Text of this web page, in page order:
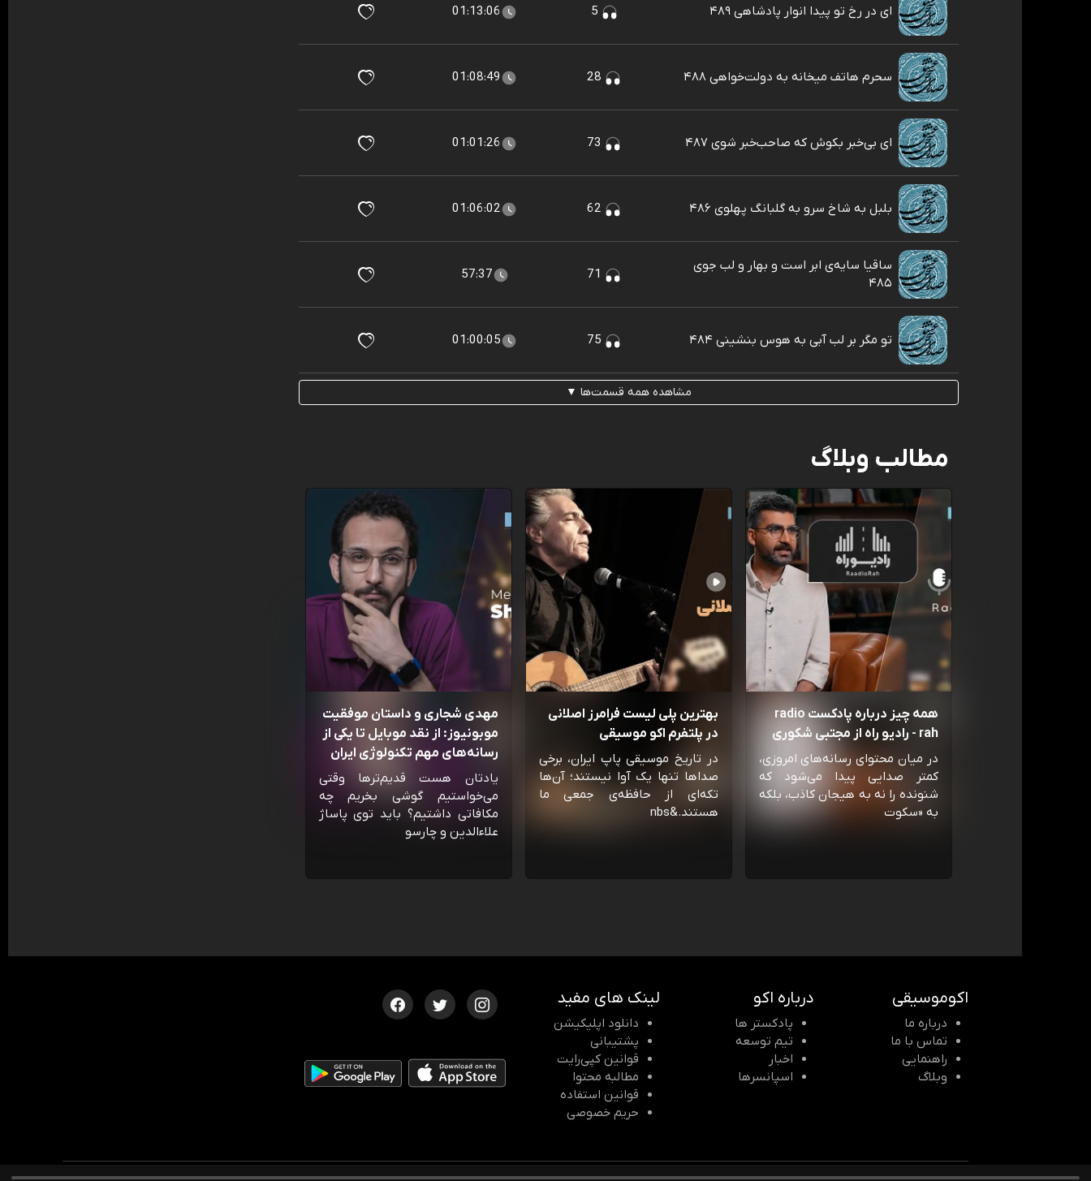
ای در رخ تو پیدا انوار پادشاهی ۴۸۹ 01:13:06
سحرم هاتف میخانه به دولت‌خواهی ۴۸۸ 01:08:49
ای بی‌خبر بکوش که صاحب‌خبر شوی ۴۸۷ 01:01:26
بلبل به شاخ سرو به گلبانگ پهلوی ۴۸۶ 01:06:02
ساقیا سایه‌ی ابر است و بهار و لب جوی
۴۸۵
57:37
تو مگر بر لب آبی به هوس بنشينی ۴۸۴ 01:00:05
مشاهده همه قسمت‌ها ▼
مطالب وبلاگ
همه چیز درباره پادکست radio
rah - رادیو راه از مجتبی شکوری
در میان محتوای رسانه‌های امروزی،
کمتر صدایی پیدا می‌شود که
شنونده را نه به هیجان کاذب، بلکه
به «سکوت
بهترین پلی لیست فرامرز اصلانی
در پلتفرم اکو موسیقی
در تاریخ موسیقی پاپ ایران، برخی
صداها تنها یک آوا نیستند؛ آن‌ها
تکه‌ای از حافظه‌ی جمعی ما
هستند.&nbs
مهدی شجاری و داستان موفقیت
موبونیوز: از نقد موبایل تا یکی از
رسانه‌‌های مهم تکنولوژی ایران
یادتان هست قدیم‌ترها وقتی
می‌خواستیم گوشی بخریم چه
مکافاتی داشتیم؟ باید توی پاساژ
علاءالدین و چارسو
اکوموسیقی
درباره ما
تماس با ما
راهنمایی
وبلاگ
درباره اکو
پادکستر ها
تیم توسعه
اخبار
اسپانسرها
لینک های مفید
دانلود اپلیکیشن
پشتیبانی
قوانین کپی‌رایت
مطالبه محتوا
قوانین استفاده
حریم خصوصی